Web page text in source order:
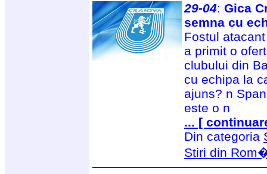
29-04: Gica
semna cu
Fostul
a primit o
clubului din
cu echipa la
ajuns? n
este o n
... [
Din categoria
Stiri din